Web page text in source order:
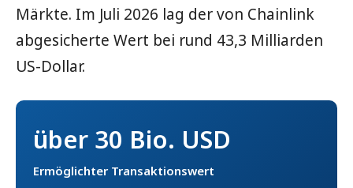
Märkte. Im Juli 2026 lag der von Chainlink
abgesicherte Wert bei rund 43,3 Milliarden
US-Dollar.
über 30 Bio. USD
Ermöglichter Transaktionswert